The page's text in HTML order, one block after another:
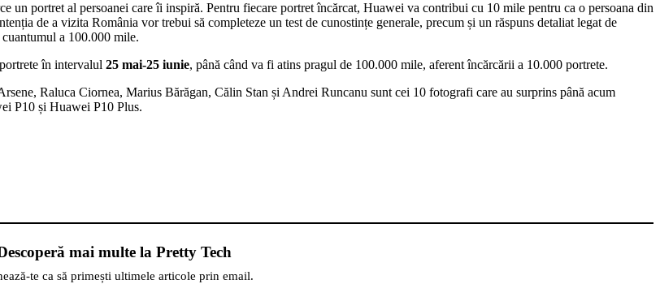
un portret al persoanei care îi inspiră. Pentru fiecare portret încărcat, Huawei va contribui cu 10 mile pentru ca o persoana din
de a vizita România vor trebui să completeze un test de cunostințe generale, precum și un răspuns detaliat legat de
a 100.000 mile.
în intervalul 25 mai-25 iunie, până când va fi atins pragul de 100.000 mile, aferent încărcării a 10.000 portrete.
Raluca Ciornea, Marius Bărăgan, Călin Stan și Andrei Runcanu sunt cei 10 fotografi care au surprins până acum
P10 și Huawei P10 Plus.
mai multe la Pretty Tech
te ca să primești ultimele articole prin email.